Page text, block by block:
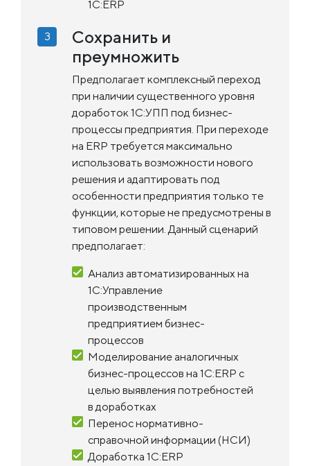
1С:ERP
Сохранить и
преумножить
Предполагает комплексный переход
при наличии существенного уровня
доработок 1С:УПП под бизнес-
процессы предприятия. При переходе
на ERP требуется максимально
использовать возможности нового
решения и адаптировать под
особенности предприятия только те
функции, которые не предусмотрены в
типовом решении. Данный сценарий
предполагает:
Анализ автоматизированных на
1С:Управление
производственным
предприятием бизнес-
процессов
Моделирование аналогичных
бизнес-процессов на 1С:ERP с
целью выявления потребностей
в доработках
Перенос нормативно-
справочной информации (НСИ)
Доработка 1С:ERP